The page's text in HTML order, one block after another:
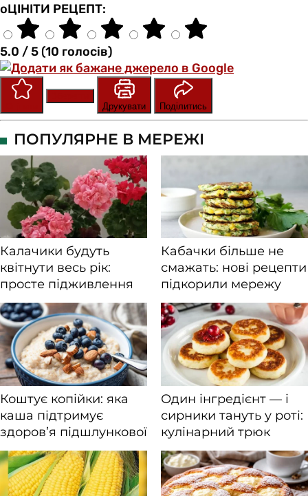
оЦІНІТИ РЕЦЕПТ:
5.0 / 5 (10 голосів)
Друкувати
Поділитись